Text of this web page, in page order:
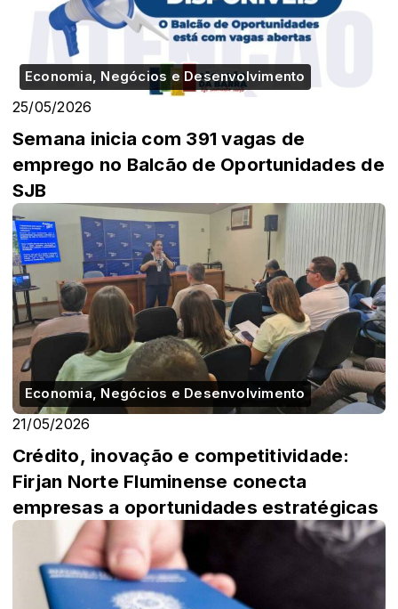
Economia, Negócios e Desenvolvimento
25/05/2026
Semana inicia com 391 vagas de
emprego no Balcão de Oportunidades de
SJB
Economia, Negócios e Desenvolvimento
21/05/2026
Crédito, inovação e competitividade:
Firjan Norte Fluminense conecta
empresas a oportunidades estratégicas